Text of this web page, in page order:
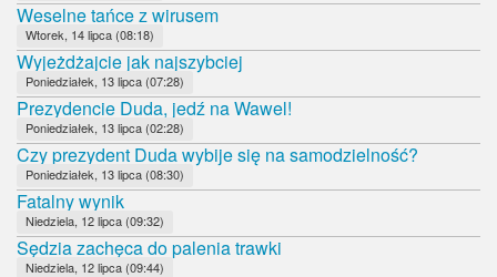
Weselne tańce z wirusem
Wtorek, 14 lipca (08:18)
Wyjeżdżajcie jak najszybciej
Poniedziałek, 13 lipca (07:28)
Prezydencie Duda, jedź na Wawel!
Poniedziałek, 13 lipca (02:28)
Czy prezydent Duda wybije się na samodzielność?
Poniedziałek, 13 lipca (08:30)
Fatalny wynik
Niedziela, 12 lipca (09:32)
Sędzia zachęca do palenia trawki
Niedziela, 12 lipca (09:44)